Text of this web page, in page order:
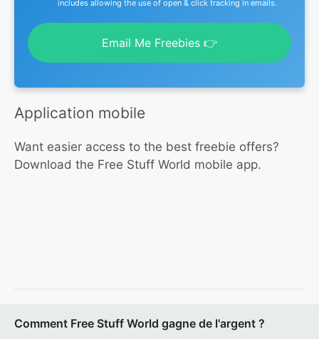
includes allowing the use of open & click tracking in emails.
Email Me Freebies 👉
Application mobile
Want easier access to the best freebie offers?
Download the Free Stuff World mobile app.
Comment Free Stuff World gagne de l'argent ?